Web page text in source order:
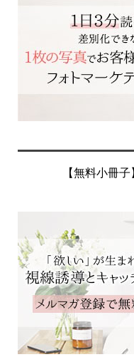
【無料小冊